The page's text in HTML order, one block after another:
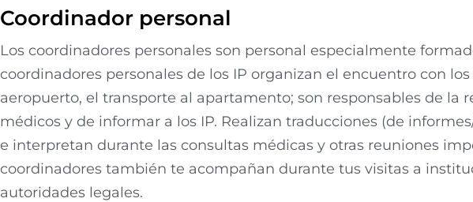
Coordinador personal
Los coordinadores personales son personal especialmente
coordinadores personales de los IP organizan el encuentro con
aeropuerto, el transporte al apartamento; son responsables de la
médicos y de informar a los IP. Realizan traducciones (de
e interpretan durante las consultas médicas y otras reuniones
coordinadores también te acompañan durante tus visitas a
autoridades legales.